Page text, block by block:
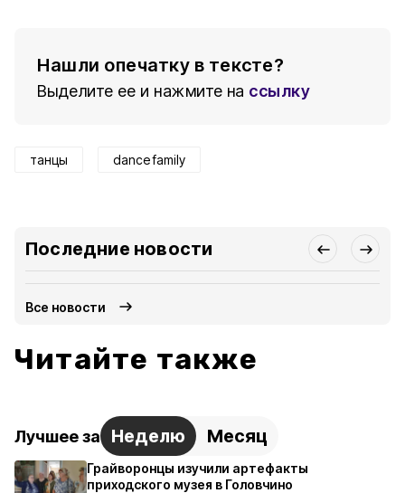
Нашли опечатку в тексте?
Выделите ее и нажмите на ссылку
танцы dance family
Последние новости
Все новости
Читайте также
Лучшее за Неделю Месяц
Грайворонцы изучили артефакты
приходского музея в Головчино